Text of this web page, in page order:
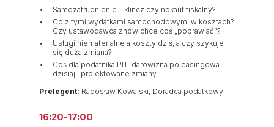
16:20-17:00
Prelegent: Radosław Kowalski, Doradca podatkowy
Samozatrudnienie – klincz czy nokaut fiskalny?
Co z tymi wydatkami samochodowymi w kosztach?
Czy ustawodawca znów chce coś „poprawiać”?
Usługi niematerialne a koszty dziś, a czy szykuje
się duża zmiana?
Coś dla podatnika PIT: darowizna poleasingowa
dzisiaj i projektowane zmiany.